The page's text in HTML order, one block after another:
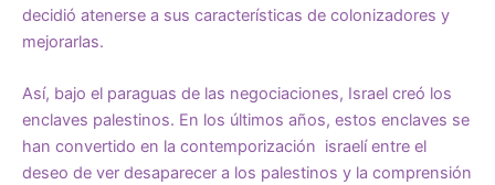
decidió atenerse a sus características de colonizadores y
mejorarlas.
Así, bajo el paraguas de las negociaciones, Israel creó los
enclaves palestinos. En los últimos años, estos enclaves se
han convertido en la contemporización israelí entre el
deseo de ver desaparecer a los palestinos y la comprensión